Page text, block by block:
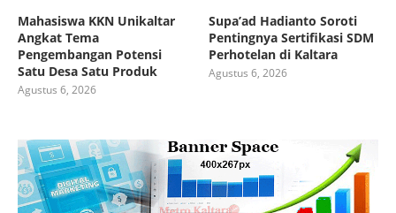
Mahasiswa KKN Unikaltar
Angkat Tema
Pengembangan Potensi
Satu Desa Satu Produk
Agustus 6, 2026
Supa’ad Hadianto Soroti
Pentingnya Sertifikasi SDM
Perhotelan di Kaltara
Agustus 6, 2026